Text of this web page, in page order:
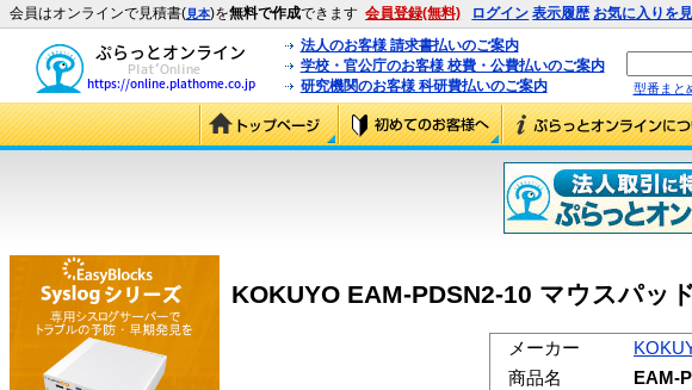
会員はオンラインで見積書(見本)を無料で作成できます 会員登録(無料) ログイン 表示履歴 お気に入りを
法人のお客様 請求書払いのご案内
学校・官公庁のお客様 校費・公費払いのご案内
研究機関のお客様 科研費払いのご案内
型番まと
KOKUYO EAM-PDSN2-10 マウスパッ
メーカー
商品名
EAM-